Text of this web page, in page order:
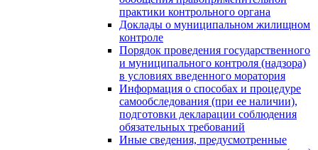
практики контрольного органа
Доклады о муниципальном жилищном
контроле
Порядок проведения государственного
и муниципального контроля (надзора)
в условиях введенного моратория
Информация о способах и процедуре
самообследования (при ее наличии),
подготовки декларации соблюдения
обязательных требований
Иные сведения, предусмотренные